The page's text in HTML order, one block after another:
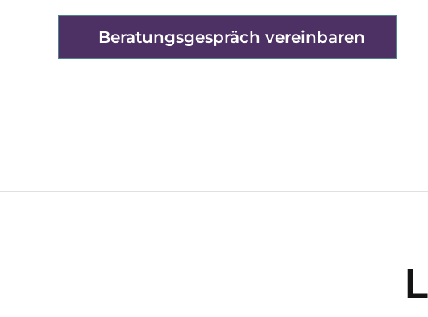
Beratungsgespräch vereinbaren